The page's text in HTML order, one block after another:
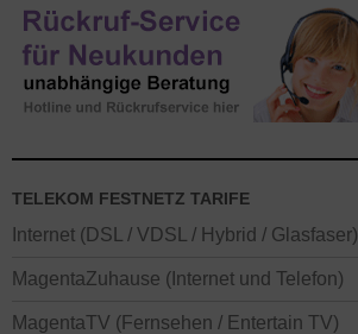
TELEKOM FESTNETZ TARIFE
Internet (DSL / VDSL / Hybrid / Glasfaser)
MagentaZuhause (Internet und Telefon)
MagentaTV (Fernsehen / Entertain TV)